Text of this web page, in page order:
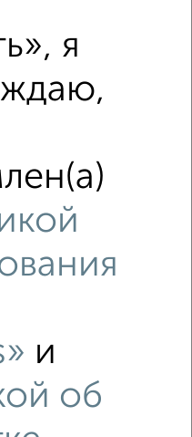
8 220 000
от Серпухов
я
и
об